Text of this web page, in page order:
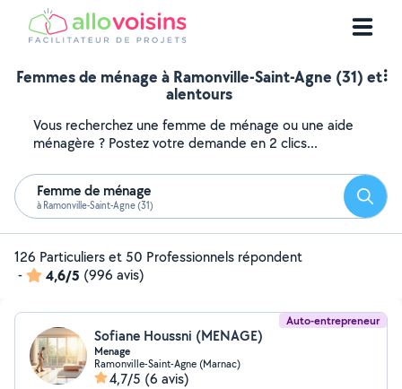
Femmes de ménage à Ramonville-Saint-Agne (31) et
alentours
Vous recherchez une femme de ménage ou une aide
ménagère ? Postez votre demande en 2 clics...
Femme de ménage
à Ramonville-Saint-Agne (31)
126 Particuliers et 50 Professionnels répondent
-
4,6/5 (996 avis)
Auto-entrepreneur
Sofiane Houssni (MENAGE)
Menage
Ramonville-Saint-Agne (Marnac)
4,7/5 (6 avis)